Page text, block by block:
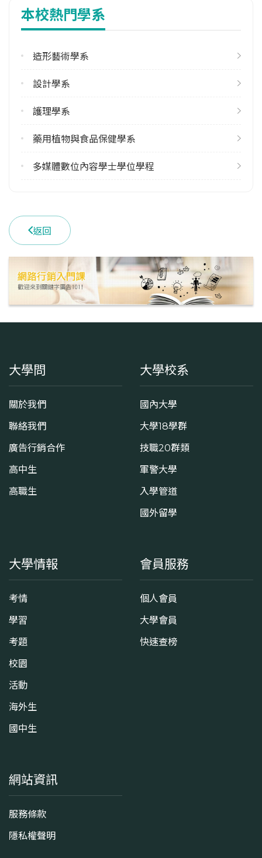
113學年度下學期
1
雙主修人數
2
113學年度下學期
(04)8511888 #2420
本校熱門學系
造形藝術學系
設計學系
護理學系
藥用植物與食品保健學系
多媒體數位內容學士學位學程
返回
大學問
關於我們
聯絡我們
廣告行銷合作
高中生
高職生
大學校系
國內大學
大學18學群
技職20群類
軍警大學
入學管道
國外留學
大學情報
考情
學習
考題
校園
活動
海外生
國中生
會員服務
個人會員
大學會員
快速查榜
網站資訊
服務條款
隱私權聲明